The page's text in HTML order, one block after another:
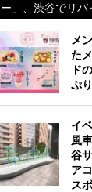
ー」、渋谷でリバ
メ
た
ド
ぷ
イ
風
谷
ア
ス